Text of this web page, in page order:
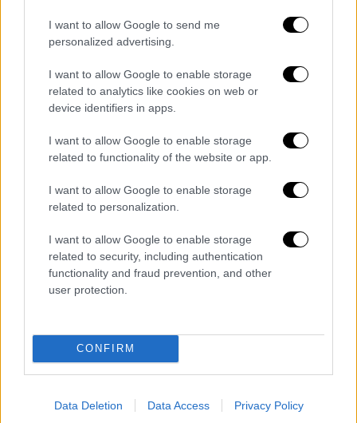
I want to allow Google to send me
personalized advertising.
I want to allow Google to enable storage
related to analytics like cookies on web or
device identifiers in apps.
I want to allow Google to enable storage
related to functionality of the website or app.
I want to allow Google to enable storage
related to personalization.
I want to allow Google to enable storage
related to security, including authentication
functionality and fraud prevention, and other
user protection.
CONFIRM
Data Deletion Data Access Privacy Policy
ΣΥΡΙΖΑ: Η αποτίμηση της πρότασης
ότι θα εξαντλήσει την τετραετία
Κατά την Κουμουνδούρου ο κ. Μητσοτάκης
κανένα θέμα επιλέγοντας να παρουσιάζει
μία εικονική πραγματικότητα